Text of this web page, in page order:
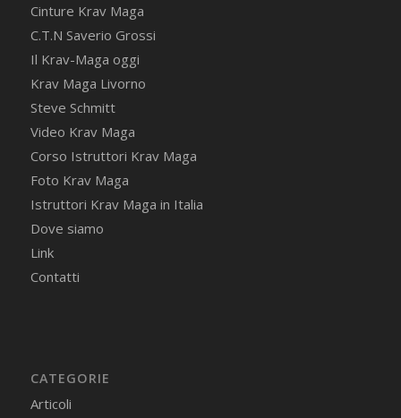
Cinture Krav Maga
C.T.N Saverio Grossi
Il Krav-Maga oggi
Krav Maga Livorno
Steve Schmitt
Video Krav Maga
Corso Istruttori Krav Maga
Foto Krav Maga
Istruttori Krav Maga in Italia
Dove siamo
Link
Contatti
CATEGORIE
Articoli